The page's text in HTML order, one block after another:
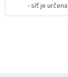
- síť je